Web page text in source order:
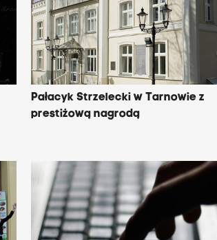
Pałacyk Strzelecki w Tarnowie z
prestiżową nagrodą